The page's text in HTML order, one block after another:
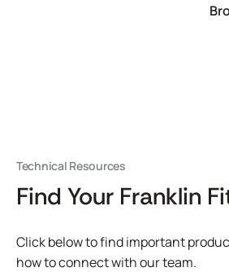
Technical Resources
Find Your Franklin
Click below to find important
how to connect with our team.